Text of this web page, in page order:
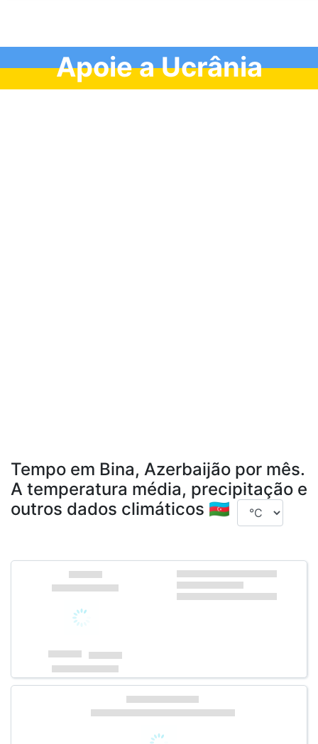
Apoie a Ucrânia
Tempo em Bina, Azerbaijão por mês.
A temperatura média, precipitação e
outros dados climáticos 🇦🇿